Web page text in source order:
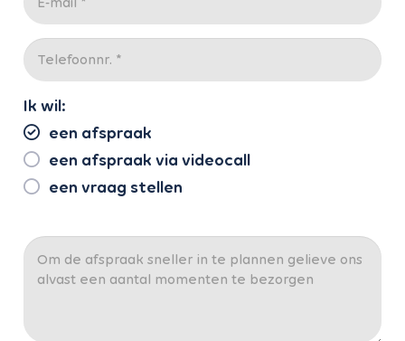
Ik wil:
een afspraak
een afspraak via videocall
een vraag stellen